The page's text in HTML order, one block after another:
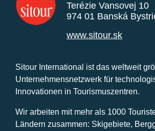
Terézie Vansovej 10
974 01 Banská
www.sitour.sk
Sitour International ist das weltweit
Unternehmensnetzwerk für
Innovationen in Tourismuszentren.
Wir arbeiten mit mehr als 1000
Ländern zusammen: Skigebiete,